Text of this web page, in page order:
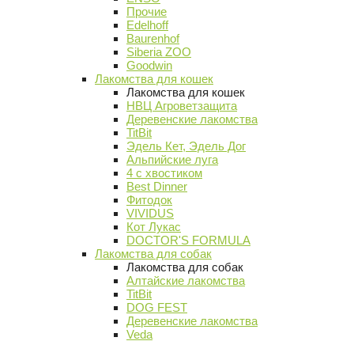
Прочие
Edelhoff
Baurenhof
Siberia ZOO
Goodwin
Лакомства для кошек
Лакомства для кошек
НВЦ Агроветзащита
Деревенские лакомства
TitBit
Эдель Кет, Эдель Дог
Альпийские луга
4 с хвостиком
Best Dinner
Фитодок
VIVIDUS
Кот Лукас
DOCTOR'S FORMULA
Лакомства для собак
Лакомства для собак
Алтайские лакомства
TitBit
DOG FEST
Деревенские лакомства
Veda